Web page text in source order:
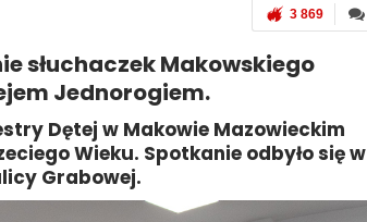
3 869
słuchaczek Makowskiego
Jednorogiem.
Dętej w Makowie Mazowieckim
Wieku. Spotkanie odbyło się w
Grabowej.